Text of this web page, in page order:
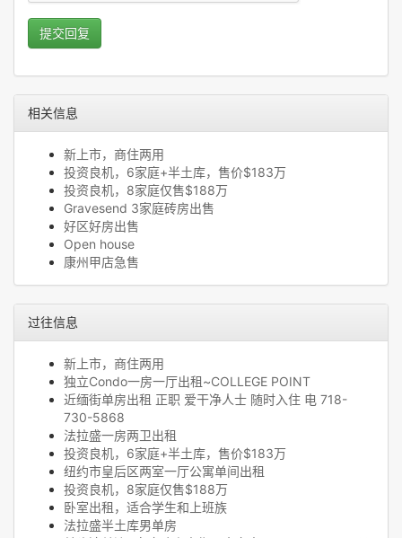
提交回复
相关信息
新上市，商住两用
投资良机，6家庭+半土库，售价$183万
投资良机，8家庭仅售$188万
Gravesend 3家庭砖房出售
好区好房出售
Open house
康州甲店急售
过往信息
新上市，商住两用
独立Condo一房一厅出租~COLLEGE POINT
近缅街单房出租 正职 爱干净人士 随时入住 电 718-
730-5868
法拉盛一房两卫出租
投资良机，6家庭+半土库，售价$183万
纽约市皇后区两室一厅公寓单间出租
投资良机，8家庭仅售$188万
卧室出租，适合学生和上班族
法拉盛半土库男单房